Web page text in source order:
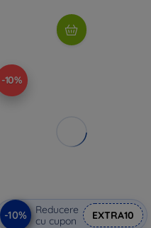
-10%
-10%
Reducere
cu cupon
EXTRA10